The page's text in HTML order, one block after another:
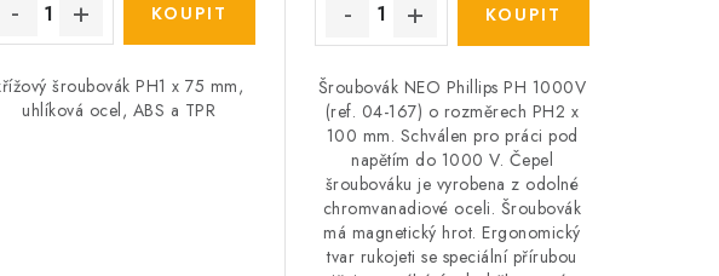
šroubovák PH1 x 75 mm,
uhlíková ocel, ABS a TPR
Šroubovák NEO Phillips PH 1000V
(ref. 04-167) o rozměrech PH2 x
100 mm. Schválen pro práci pod
napětím do 1000 V. Čepel
šroubováku je vyrobena z odolné
chromvanadiové oceli. Šroubovák
má magnetický hrot. Ergonomický
tvar rukojeti se speciální přírubou